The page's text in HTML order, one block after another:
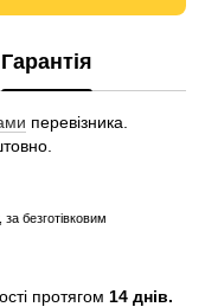
Гарантія
перевізника.
безготівковим
протягом 14 днів.